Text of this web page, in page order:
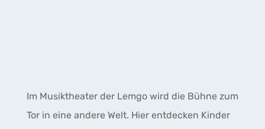
Im Musiktheater der Lemgo wird die Bühne zum
Tor in eine andere Welt. Hier entdecken Kinder